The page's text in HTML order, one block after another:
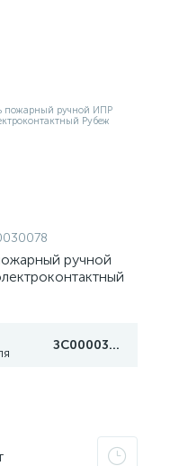
ручной
ЗС000030078